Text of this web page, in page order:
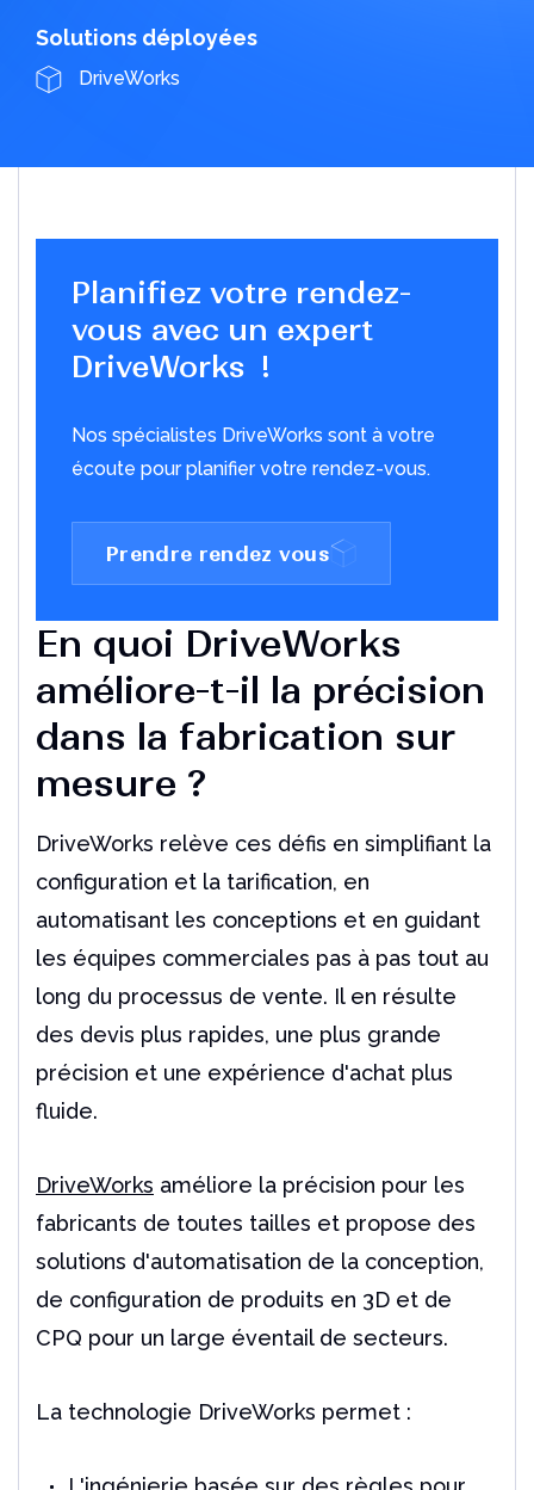
Les 10 principales
fonctionnalités de DriveWorks
Un outil indispensable pour les utilisateurs de
Solutions déployées
DriveWorks
En quoi DriveWorks
améliore-t-il la précision
dans la fabrication sur
mesure ?
DriveWorks relève ces défis en simplifiant la
configuration et la tarification, en
automatisant les conceptions et en guidant
les équipes commerciales pas à pas tout au
long du processus de vente. Il en résulte
des devis plus rapides, une plus grande
précision et une expérience d'achat plus
fluide.
DriveWorks améliore la précision pour les
fabricants de toutes tailles et propose des
solutions d'automatisation de la conception,
de configuration de produits en 3D et de
CPQ pour un large éventail de secteurs.
La technologie DriveWorks permet :
Planifiez votre rendez-
vous avec un expert
DriveWorks !
Nos spécialistes DriveWorks sont à votre
écoute pour planifier votre rendez-vous.
Prendre rendez vous